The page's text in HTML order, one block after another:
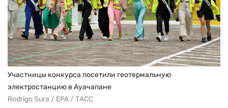
Участницы конкурса посетили геотермальную
электростанцию в Ауачапане
Rodrigo Sura / EPA / ТАСС